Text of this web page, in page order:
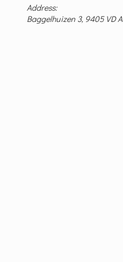
Address:
Baggelhuizen 3, 9405 VD